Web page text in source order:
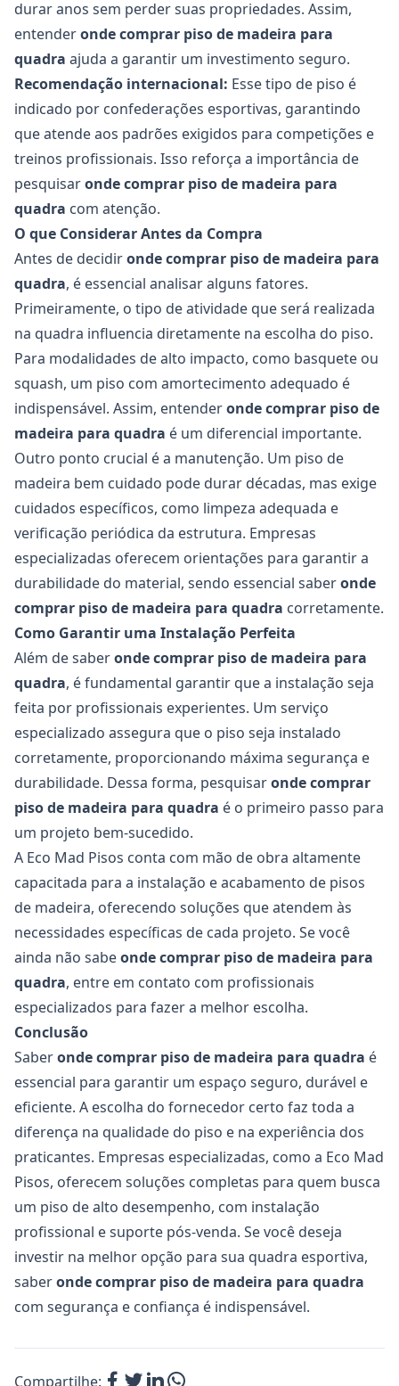
durar anos sem perder suas propriedades. Assim,
entenderonde comprar piso de madeira para
quadra ajuda a garantir um investimento seguro.
Recomendação internacional: Esse tipo de piso é
indicado por confederações esportivas, garantindo
que atende aos padrões exigidos para competições e
treinos profissionais. Isso reforça a importância de
pesquisaronde comprar piso de madeira para
quadra com atenção.
O que Considerar Antes da Compra
Antes de decidironde comprar piso de madeira para
quadra, é essencial analisar alguns fatores.
Primeiramente, o tipo de atividade que será realizada
na quadra influencia diretamente na escolha do piso.
Para modalidades de alto impacto, como basquete ou
squash, um piso com amortecimento adequado é
indispensável. Assim, entenderonde comprar piso de
madeira para quadra é um diferencial importante.
Outro ponto crucial é a manutenção. Um piso de
madeira bem cuidado pode durar décadas, mas exige
cuidados específicos, como limpeza adequada e
verificação periódica da estrutura. Empresas
especializadas oferecem orientações para garantir a
durabilidade do material, sendo essencial saberonde
comprar piso de madeira para quadra corretamente.
Como Garantir uma Instalação Perfeita
Além de saberonde comprar piso de madeira para
quadra, é fundamental garantir que a instalação seja
feita por profissionais experientes. Um serviço
especializado assegura que o piso seja instalado
corretamente, proporcionando máxima segurança e
durabilidade. Dessa forma, pesquisaronde comprar
piso de madeira para quadra é o primeiro passo para
um projeto bem-sucedido.
A Eco Mad Pisos conta com mão de obra altamente
capacitada para a instalação e acabamento de pisos
de madeira, oferecendo soluções que atendem às
necessidades específicas de cada projeto. Se você
ainda não sabeonde comprar piso de madeira para
quadra, entre em contato com profissionais
especializados para fazer a melhor escolha.
Conclusão
Saberonde comprar piso de madeira para quadra é
essencial para garantir um espaço seguro, durável e
eficiente. A escolha do fornecedor certo faz toda a
diferença na qualidade do piso e na experiência dos
praticantes. Empresas especializadas, como a Eco Mad
Pisos, oferecem soluções completas para quem busca
um piso de alto desempenho, com instalação
profissional e suporte pós-venda. Se você deseja
investir na melhor opção para sua quadra esportiva,
saberonde comprar piso de madeira para quadra
com segurança e confiança é indispensável.
Compartilhe: